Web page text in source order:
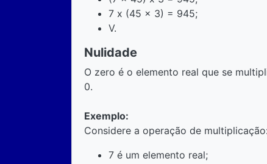
7 x (45 x 3) = 945;
V.
Nulidade
O zero é o elemento real que se
0.
Exemplo:
Considere a operação de
7 é um elemento real;